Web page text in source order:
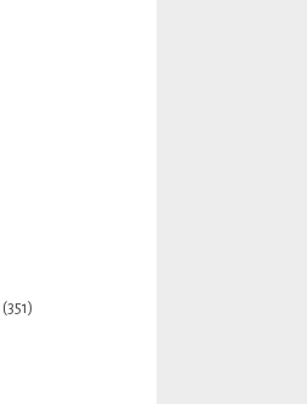
(351)